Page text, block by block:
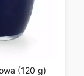
(120 g)